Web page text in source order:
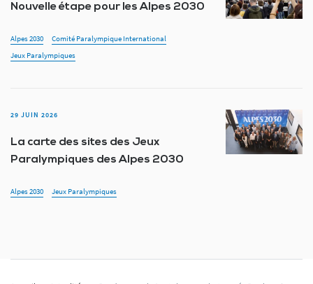
Nouvelle étape pour les Alpes 2030
Alpes 2030
Comité Paralympique International
Jeux Paralympiques
29 JUIN 2026
La carte des sites des Jeux
Paralympiques des Alpes 2030
Alpes 2030 Jeux Paralympiques